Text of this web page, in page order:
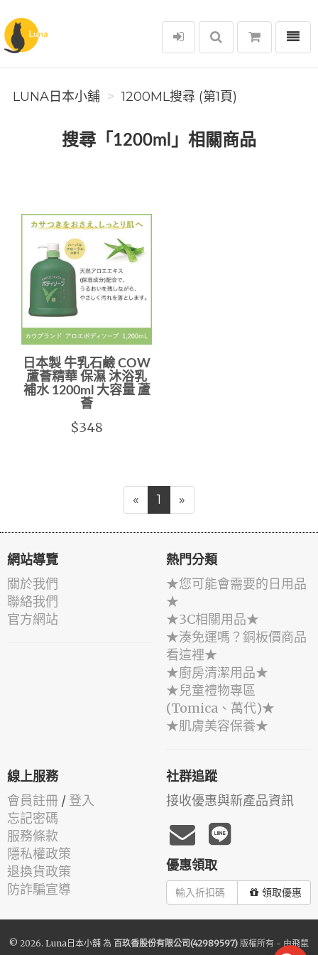
Luna日本小舖
選單
LUNA日本小舖 1200ML搜尋 (第1頁)
搜尋「1200ml」相關商品
日本製 牛乳石鹼 COW
蘆薈精華 保濕 沐浴乳
補水 1200ml 大容量 蘆
薈
$348
« 1 »
網站導覽
關於我們
聯絡我們
官方網站
熱門分類
★您可能會需要的日用品
★
★3C相關用品★
★湊免運嗎？銅板價商品
看這裡★
★廚房清潔用品★
★兒童禮物專區
(Tomica、萬代)★
★肌膚美容保養★
線上服務
會員註冊 / 登入
忘記密碼
服務條款
隱私權政策
退換貨政策
防詐騙宣導
社群追蹤
接收優惠與新產品資訊
優惠領取
領取優惠
© 2026. Luna日本小舖 為 百玖香股份有限公司(42989597) 版權所有 - 由飛鼠